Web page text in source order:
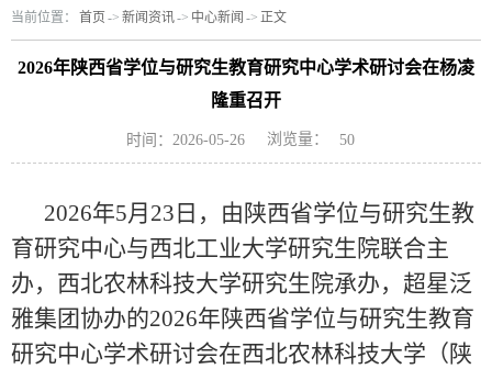
当前位置： 首页 -> 新闻资讯-> 中心新闻 -> 正文
2026年陕西省学位与研究生教育研究中心学术研讨会在杨凌
隆重召开
时间：2026-05-26 浏览量： 50
2026年5月23日，由陕西省学位与研究生教
育研究中心与西北工业大学研究生院联合主
办，西北农林科技大学研究生院承办，超星泛
雅集团协办的2026年陕西省学位与研究生教育
研究中心学术研讨会在西北农林科技大学（陕